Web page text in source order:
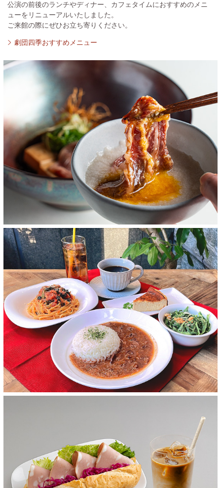
公演の前後のランチやディナー、カフェタイムにおすすめのメニ
ューをリニューアルいたしました。
ご来館の際にぜひお立ち寄りください。
劇団四季おすすめメニュー